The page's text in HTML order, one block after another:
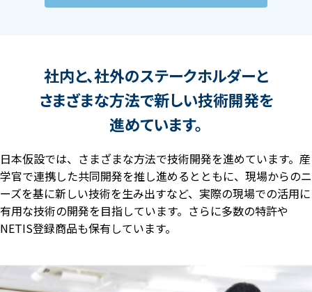
社内と、社外のステークホルダーと
さまざまな方法で新しい技術開発を
進めています。
日本仮設では、さまざまな方法で技術開発を進めています。産
学官で連携した共同開発を推し進めるとともに、現場からのニ
ーズを基に新しい技術を生み出すなど、実際の現場での活用に
有用な技術の開発を目指しています。さらに多数の特許や
NETIS登録商品も保有しています。